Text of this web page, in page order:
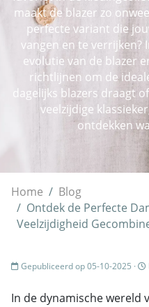
maakt de blazer zo
perfecte variant die
vangen en te verrijken?
evolutie van de blazer
richtlijnen om de
dagelijks blazers draagt
veelzijdige
ontdekken
Home
Blog
Ontdek de Perfecte
Veelzijdigheid
Gepubliceerd op 05-10-2025 ·
In de dynamische wereld